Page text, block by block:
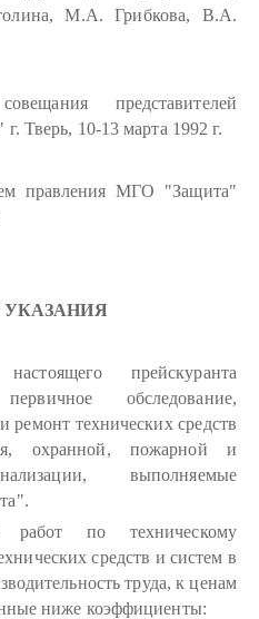
М.А. Грибкова, В.А.
представителей
Тверь, 10-13 марта 1992 г.
правления МГО "Защита"
прейскуранта
обследование,
ремонт технических средств
охранной, пожарной и
выполняемые
по техническому
средств и систем в
труда, к ценам
ниже коэффициенты: